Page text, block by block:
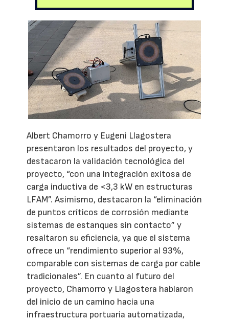
Albert Chamorro y Eugeni Llagostera
presentaron los resultados del proyecto, y
destacaron la validación tecnológica del
proyecto, “con una integración exitosa de
carga inductiva de <3,3 kW en estructuras
LFAM”. Asimismo, destacaron la “eliminación
de puntos críticos de corrosión mediante
sistemas de estanques sin contacto” y
resaltaron su eficiencia, ya que el sistema
ofrece un “rendimiento superior al 93%,
comparable con sistemas de carga por cable
tradicionales”. En cuanto al futuro del
proyecto, Chamorro y Llagostera hablaron
del inicio de un camino hacia una
infraestructura portuaria automatizada,